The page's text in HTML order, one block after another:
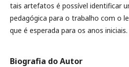
tais artefatos é possível identificar
pedagógica para o trabalho com o
que é esperada para os anos iniciais.
Biografia do Autor